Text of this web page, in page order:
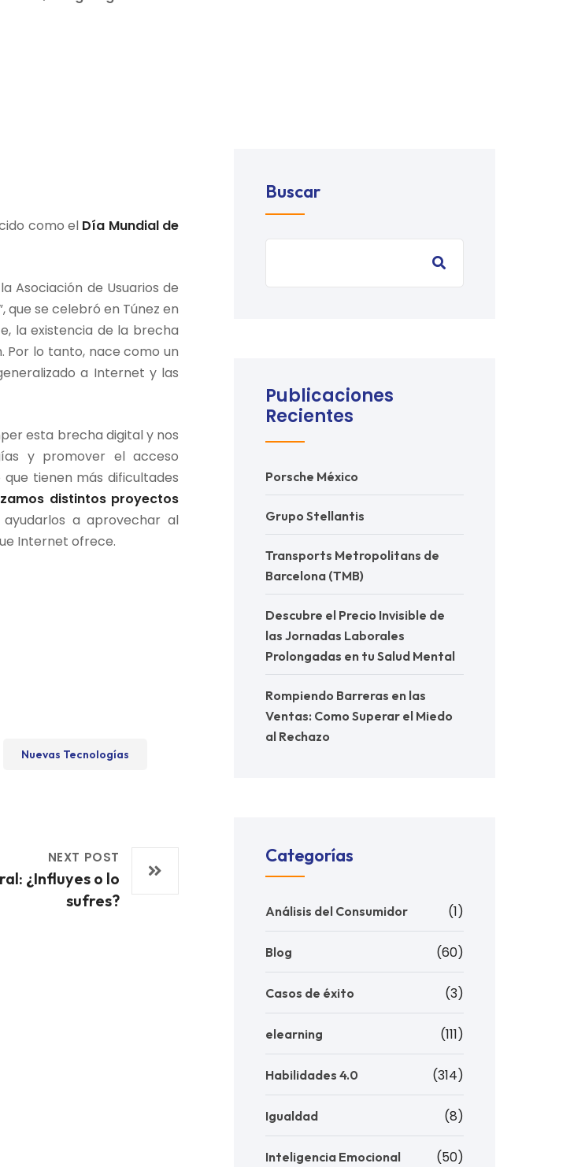
como el Día Mundial de
Asociación de Usuarios de
que se celebró en Túnez en
la existencia de la brecha
Por lo tanto, nace como un
a Internet y las
esta brecha digital y nos
y promover el acceso
tienen más dificultades
distintos proyectos
a aprovechar al
Internet ofrece.
Nuevas Tecnologías
NEXT POST
¿Influyes o lo
sufres?
Buscar
Publicaciones
Recientes
Porsche México
Grupo Stellantis
Transports Metropolitans de
Barcelona (TMB)
Descubre el Precio Invisible de
las Jornadas Laborales
Prolongadas en tu Salud Mental
Rompiendo Barreras en las
Ventas: Como Superar el Miedo
al Rechazo
Categorías
Análisis del Consumidor (1)
Blog (60)
Casos de éxito (3)
elearning (111)
Habilidades 4.0 (314)
Igualdad (8)
Inteligencia Emocional (50)